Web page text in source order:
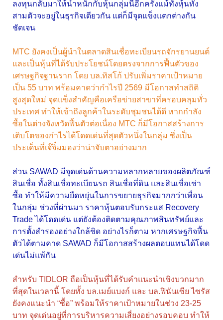
ลงทุนกลับมาให้น้ำหนักกับหุ้นกลุ่มนี้อีกครั้งแม้ทั้งหุ้นทั้ง
สามตัวจะอยู่ในธุรกิจเดียวกัน แต่ก็มีจุดแข็งแตกต่างกัน
ชัดเจน
MTC ยังคงเป็นผู้นำในตลาดสินเชื่อทะเบียนรถจักรยานยนต์
และเป็นหุ้นที่ได้รับประโยชน์โดยตรงจากการฟื้นตัวของ
เศรษฐกิจฐานราก โดย บล.ทิสโก้ ปรับเพิ่มราคาเป้าหมาย
เป็น 55 บาท พร้อมคาดว่ากำไรปี 2569 มีโอกาสทำสถิติ
สูงสุดใหม่ จุดแข็งสำคัญคือเครือข่ายสาขาที่ครอบคลุมทั่ว
ประเทศ ทำให้เข้าถึงลูกค้าในระดับชุมชนได้ดี หากกำลัง
ซื้อในต่างจังหวัดฟื้นตัวต่อเนื่อง MTC ก็มีโอกาสสร้างการ
เติบโตของกำไรได้โดดเด่นที่สุดตัวหนึ่งในกลุ่ม ซึ่งเป็น
ประเด็นที่เจ๊จิ๋มมองว่าน่าจับตาอย่างมาก
ส่วน SAWAD มีจุดเด่นด้านความหลากหลายของผลิตภัณฑ์
สินเชื่อ ทั้งสินเชื่อทะเบียนรถ สินเชื่อที่ดิน และสินเชื่อเช่า
ซื้อ ทำให้มีความยืดหยุ่นในการขยายธุรกิจมากกว่าเพื่อน
ในกลุ่ม ช่วงที่ผ่านมา ราคาหุ้นตอบรับกระแส Recovery
Trade ได้โดดเด่น แต่ยังต้องติดตามคุณภาพสินทรัพย์และ
การตั้งสำรองอย่างใกล้ชิด อย่างไรก็ตาม หากเศรษฐกิจฟื้น
ตัวได้ตามคาด SAWAD ก็มีโอกาสสร้างผลตอบแทนได้โดด
เด่นไม่แพ้กัน
สำหรับ TIDLOR ถือเป็นหุ้นที่ได้รับคำแนะนำเชิงบวกมาก
ที่สุดในเวลานี้ โดยทั้ง บล.เมย์แบงก์ และ บล.ฟินันเซีย ไซรัส
ยังคงแนะนำ “ซื้อ” พร้อมให้ราคาเป้าหมายในช่วง 23-25
บาท จุดเด่นอยู่ที่การบริหารความเสี่ยงอย่างรอบคอบ ทำให้